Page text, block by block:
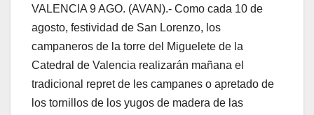
VALENCIA 9 AGO. (AVAN).- Como cada 10 de
agosto, festividad de San Lorenzo, los
campaneros de la torre del Miguelete de la
Catedral de Valencia realizarán mañana el
tradicional repret de les campanes o apretado de
los tornillos de los yugos de madera de las